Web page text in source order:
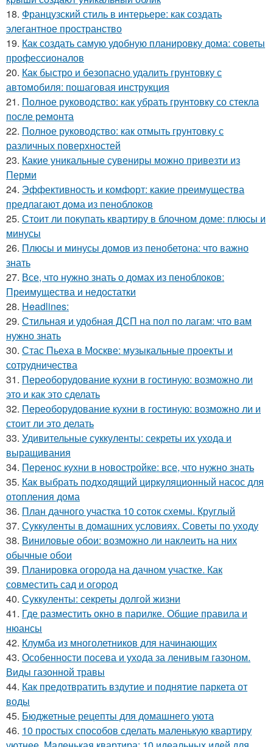
18. Французский стиль в интерьере: как создать
элегантное пространство
19. Как создать самую удобную планировку дома: советы
профессионалов
20. Как быстро и безопасно удалить грунтовку с
автомобиля: пошаговая инструкция
21. Полное руководство: как убрать грунтовку со стекла
после ремонта
22. Полное руководство: как отмыть грунтовку с
различных поверхностей
23. Какие уникальные сувениры можно привезти из
Перми
24. Эффективность и комфорт: какие преимущества
предлагают дома из пеноблоков
25. Стоит ли покупать квартиру в блочном доме: плюсы и
минусы
26. Плюсы и минусы домов из пенобетона: что важно
знать
27. Все, что нужно знать о домах из пеноблоков:
Преимущества и недостатки
28. Headlines:
29. Стильная и удобная ДСП на пол по лагам: что вам
нужно знать
30. Стас Пьеха в Москве: музыкальные проекты и
сотрудничества
31. Переоборудование кухни в гостиную: возможно ли
это и как это сделать
32. Переоборудование кухни в гостиную: возможно ли и
стоит ли это делать
33. Удивительные суккуленты: секреты их ухода и
выращивания
34. Перенос кухни в новостройке: все, что нужно знать
35. Как выбрать подходящий циркуляционный насос для
отопления дома
36. План дачного участка 10 соток схемы. Круглый
37. Суккуленты в домашних условиях. Советы по уходу
38. Виниловые обои: возможно ли наклеить на них
обычные обои
39. Планировка огорода на дачном участке. Как
совместить сад и огород
40. Суккуленты: секреты долгой жизни
41. Где разместить окно в парилке. Общие правила и
нюансы
42. Клумба из многолетников для начинающих
43. Особенности посева и ухода за ленивым газоном.
Виды газонной травы
44. Как предотвратить вздутие и поднятие паркета от
воды
45. Бюджетные рецепты для домашнего уюта
46. 10 простых способов сделать маленькую квартиру